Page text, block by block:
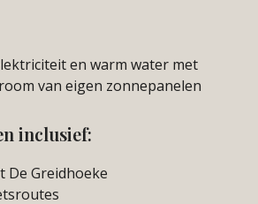
en warm water met
van eigen zonnepanelen
inclusief:
De Greidhoeke